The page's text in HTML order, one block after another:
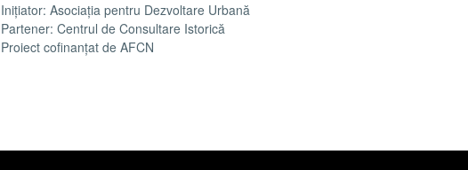
Inițiator: Asociația pentru Dezvoltare Urbană
Partener: Centrul de Consultare Istorică
Proiect cofinanțat de AFCN